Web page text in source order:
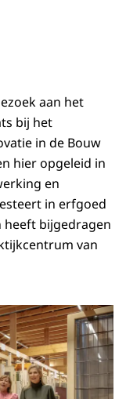
aan het
bij het
in de Bouw
hier opgeleid in
en
in erfgoed
heeft bijgedragen
van
voor